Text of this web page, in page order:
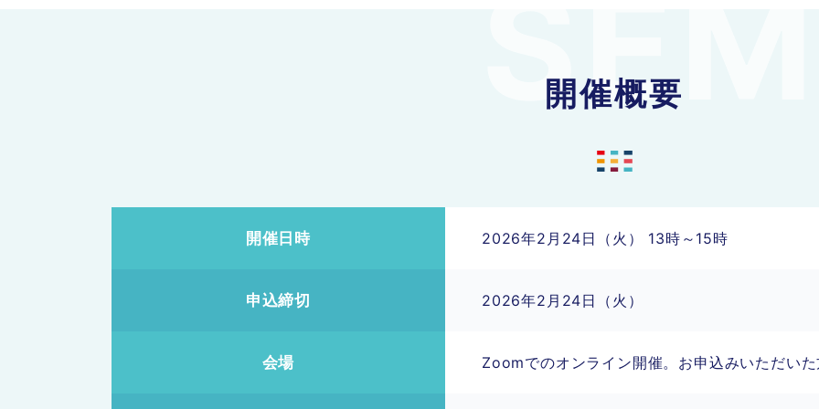
開催概要
開催日時 2026年2月24日（火） 13時～15時
申込締切 2026年2月24日（火）
会場 Zoomでのオンライン開催。お申込みいただい